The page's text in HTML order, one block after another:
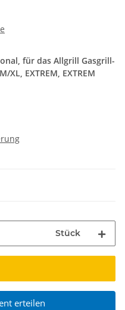
für das Allgrill Gasgrill-
XL, EXTREM, EXTREM
Stück
erteilen